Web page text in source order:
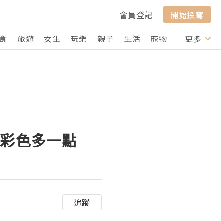
會員登記
開始撰寫
旅遊 女生 玩樂 親子 生活 寵物 行山 打卡
更多
色多一點
追蹤